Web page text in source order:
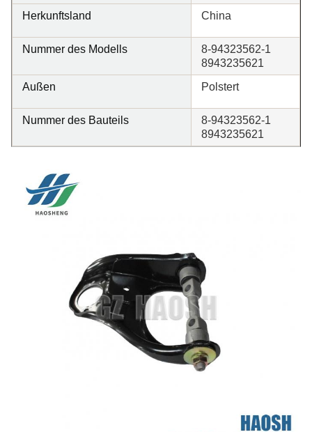
Herkunftsland China
Nummer des Modells
8-94323562-1
8943235621
Außen
Polstert
Nummer des Bauteils
8-94323562-1
8943235621